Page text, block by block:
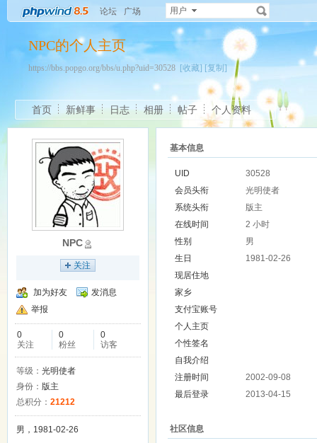
论坛 广场 用户
NPC的个人主页
https://bbs.popgo.org/bbs/u.php?uid=30528 [收藏] [复制]
首页 新鲜事 日志 相册 帖子 个人资料
NPC
关注
加为好友
发消息
举报
0
关注
0
粉丝
0
访客
等级： 光明使者
身份： 版主
总积分： 21212
男，1981-02-26
基本信息
UID
30528
会员头衔
光明使者
系统头衔
版主
在线时间
2 小时
性别
男
生日
1981-02-26
现居住地
家乡
支付宝账号
个人主页
个性签名
自我介绍
注册时间
2002-09-08
最后登录
2013-04-15
社区信息